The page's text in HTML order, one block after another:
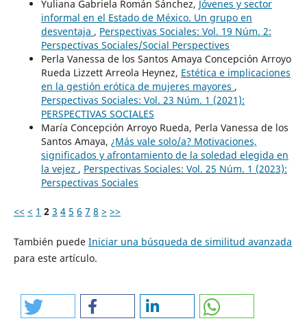
Yuliana Gabriela Román Sánchez, Jóvenes y sector
informal en el Estado de México. Un grupo en
desventaja , Perspectivas Sociales: Vol. 19 Núm. 2:
Perspectivas Sociales/Social Perspectives
Perla Vanessa de los Santos Amaya Concepción Arroyo
Rueda Lizzett Arreola Heynez, Estética e implicaciones
en la gestión erótica de mujeres mayores ,
Perspectivas Sociales: Vol. 23 Núm. 1 (2021):
PERSPECTIVAS SOCIALES
María Concepción Arroyo Rueda, Perla Vanessa de los
Santos Amaya, ¿Más vale solo/a? Motivaciones,
significados y afrontamiento de la soledad elegida en
la vejez , Perspectivas Sociales: Vol. 25 Núm. 1 (2023):
Perspectivas Sociales
<< < 1 2 3 4 5 6 7 8 > >>
También puede Iniciar una búsqueda de similitud avanzada
para este artículo.